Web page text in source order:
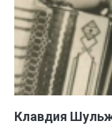
Клавдия